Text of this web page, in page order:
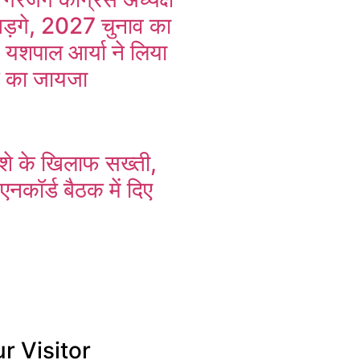
2027 चुनाव का
आर्या ने लिया
का जायजा
के खिलाफ सख्ती,
बैठक में दिए
Visitor